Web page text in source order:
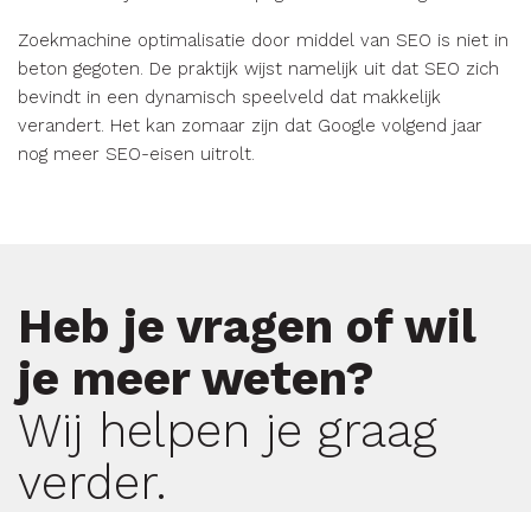
Zoekmachine optimalisatie door middel van SEO is niet in
beton gegoten. De praktijk wijst namelijk uit dat SEO zich
bevindt in een dynamisch speelveld dat makkelijk
verandert. Het kan zomaar zijn dat Google volgend jaar
nog meer SEO-eisen uitrolt.
Heb je vragen of wil
je meer weten?
Wij helpen je graag
verder.